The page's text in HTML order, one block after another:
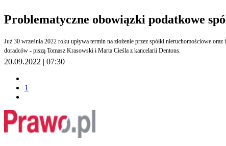
Problematyczne obowiązki podatkowe
Już 30 września 2022 roku upływa termin na złożenie przez spółki nieruchomościowe
doradców - piszą Tomasz Krasowski i Marta Cieśla z kancelarii Dentons.
20.09.2022 | 07:30
1